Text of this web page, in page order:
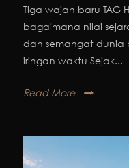
Tiga wajah baru TAG
bagaimana nilai
dan semangat dunia
iringan waktu Sejak...
Read More